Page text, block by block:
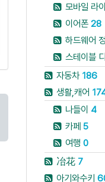
모바일 라
이어폰 28
하드웨어
스테이블
자동차 186
생활,캐어
나들이 4
카페 5
여행 0
冶花 7
아기와수키